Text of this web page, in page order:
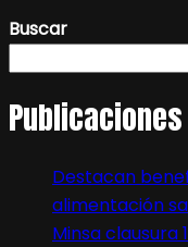
Buscar
Destacan
alimentación
Minsa clausura